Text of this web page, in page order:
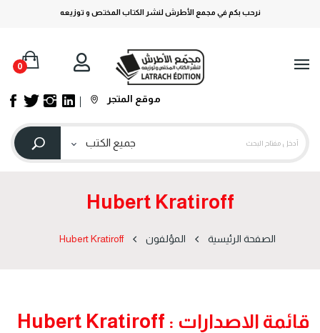
نرحب بكم في مجمع الأطرش لنشر الكتاب المختص و توزيعه
0
موقع المتجر
Hubert Kratiroff
الصفحة الرئيسية المؤلفون Hubert Kratiroff
قائمة الاصدارات : Hubert Kratiroff